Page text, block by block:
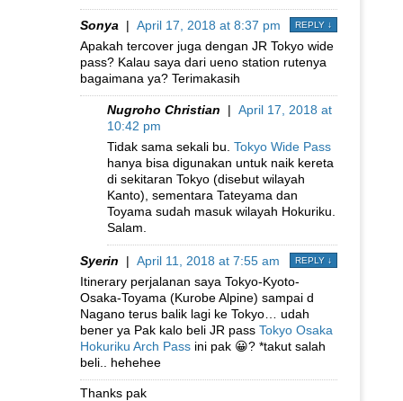
Sonya | April 17, 2018 at 8:37 pm REPLY ↓
Apakah tercover juga dengan JR Tokyo wide
pass? Kalau saya dari ueno station rutenya
bagaimana ya? Terimakasih
Nugroho Christian | April 17, 2018 at
10:42 pm
Tidak sama sekali bu. Tokyo Wide Pass
hanya bisa digunakan untuk naik kereta
di sekitaran Tokyo (disebut wilayah
Kanto), sementara Tateyama dan
Toyama sudah masuk wilayah Hokuriku.
Salam.
Syerin | April 11, 2018 at 7:55 am REPLY ↓
Itinerary perjalanan saya Tokyo-Kyoto-
Osaka-Toyama (Kurobe Alpine) sampai d
Nagano terus balik lagi ke Tokyo… udah
bener ya Pak kalo beli JR pass Tokyo Osaka
Hokuriku Arch Pass ini pak 😀? *takut salah
beli.. hehehee
Thanks pak